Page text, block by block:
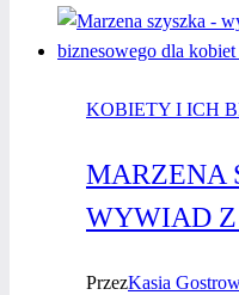
KOBIETY I ICH
MARZENA
WYWIAD
PrzezKasia